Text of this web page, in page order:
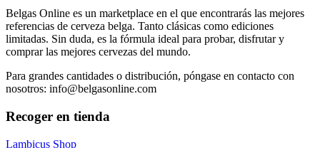
Belgas Online es un marketplace en el que encontrarás las mejores
referencias de cerveza belga. Tanto clásicas como ediciones
limitadas. Sin duda, es la fórmula ideal para probar, disfrutar y
comprar las mejores cervezas del mundo.
Para grandes cantidades o distribución, póngase en contacto con
nosotros: info@belgasonline.com
Recoger en tienda
Lambicus Shop